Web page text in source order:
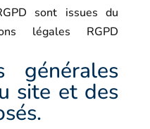
sont issues du
légales RGPD
générales
site et des